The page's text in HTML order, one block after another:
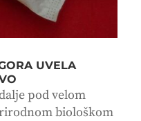
UVELA
pod velom
biološkom